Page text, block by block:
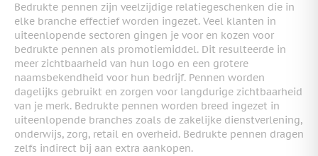
Bedrukte pennen zijn veelzijdige relatiegeschenken die in
elke branche effectief worden ingezet. Veel klanten in
uiteenlopende sectoren gingen je voor en kozen voor
bedrukte pennen als promotiemiddel. Dit resulteerde in
meer zichtbaarheid van hun logo en een grotere
naamsbekendheid voor hun bedrijf. Pennen worden
dagelijks gebruikt en zorgen voor langdurige zichtbaarheid
van je merk. Bedrukte pennen worden breed ingezet in
uiteenlopende branches zoals de zakelijke dienstverlening,
onderwijs, zorg, retail en overheid. Bedrukte pennen dragen
zelfs indirect bij aan extra aankopen.